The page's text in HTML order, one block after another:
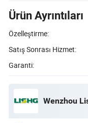
Ürün Ayrıntıları
Özelleştirme:
Satış Sonrası Hizmet:
Garanti: